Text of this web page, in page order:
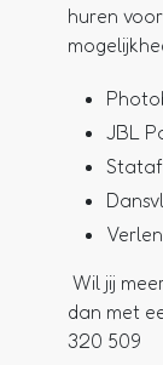
huren
JBL
Wil jij
dan met
320 509